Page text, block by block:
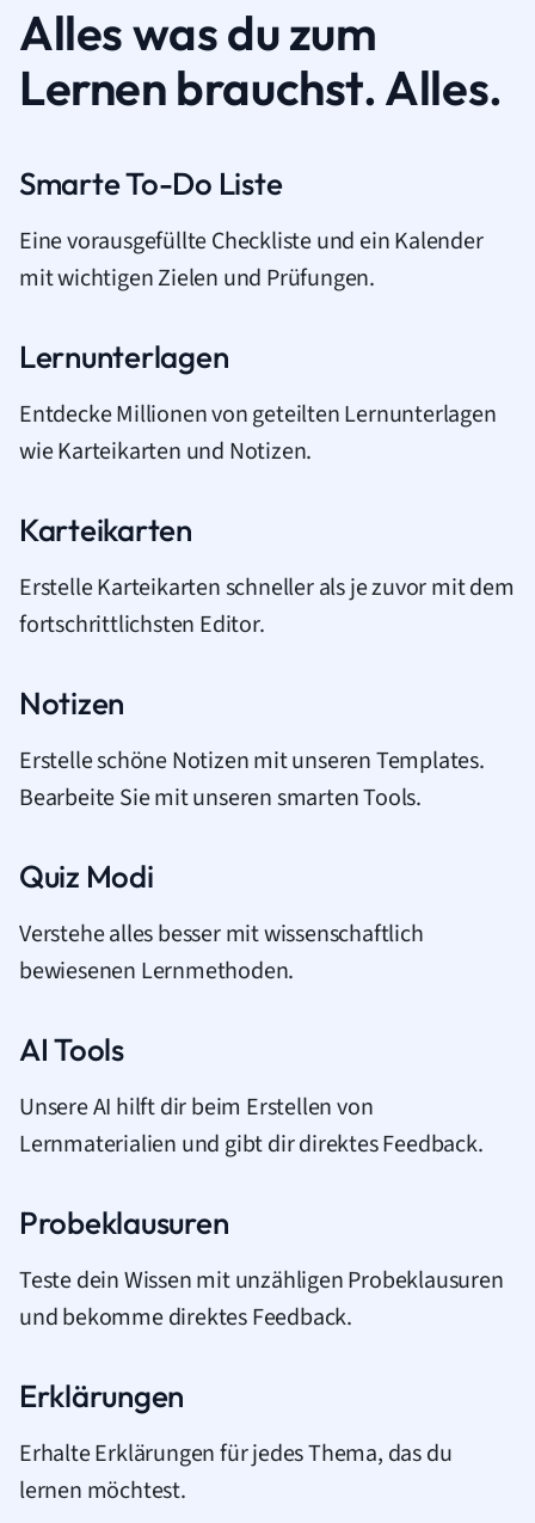
Alles was du zum
Lernen brauchst. Alles.
Smarte To-Do Liste
Eine vorausgefüllte Checkliste und ein Kalender
mit wichtigen Zielen und Prüfungen.
Lernunterlagen
Entdecke Millionen von geteilten Lernunterlagen
wie Karteikarten und Notizen.
Karteikarten
Erstelle Karteikarten schneller als je zuvor mit dem
fortschrittlichsten Editor.
Notizen
Erstelle schöne Notizen mit unseren Templates.
Bearbeite Sie mit unseren smarten Tools.
Quiz Modi
Verstehe alles besser mit wissenschaftlich
bewiesenen Lernmethoden.
AI Tools
Unsere AI hilft dir beim Erstellen von
Lernmaterialien und gibt dir direktes Feedback.
Probeklausuren
Teste dein Wissen mit unzähligen Probeklausuren
und bekomme direktes Feedback.
Erklärungen
Erhalte Erklärungen für jedes Thema, das du
lernen möchtest.